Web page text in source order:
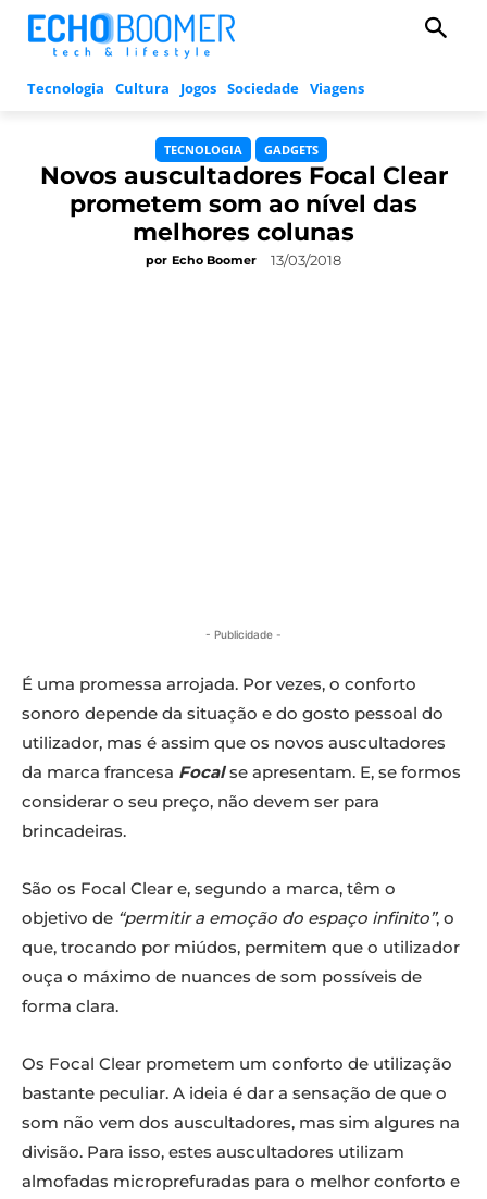
Tecnologia Cultura Jogos Sociedade Viagens
TECNOLOGIA GADGETS
Novos auscultadores Focal Clear
prometem som ao nível das
melhores colunas
por Echo Boomer 13/03/2018
- Publicidade -
É uma promessa arrojada. Por vezes, o conforto
sonoro depende da situação e do gosto pessoal do
utilizador, mas é assim que os novos auscultadores
da marca francesa Focalse apresentam. E, se formos
considerar o seu preço, não devem ser para
brincadeiras.
São os Focal Clear e, segundo a marca, têm o
objetivo de “permitir a emoção do espaço infinito”, o
que, trocando por miúdos, permitem que o utilizador
ouça o máximo de nuances de som possíveis de
forma clara.
Os Focal Clear prometem um conforto de utilização
bastante peculiar. A ideia é dar a sensação de que o
som não vem dos auscultadores, mas sim algures na
divisão. Para isso, estes auscultadores utilizam
almofadas microprefuradas para o melhor conforto e